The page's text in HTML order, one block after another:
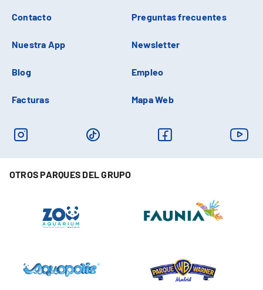
Contacto Preguntas frecuentes
Nuestra App Newsletter
Blog Empleo
Facturas Mapa Web
OTROS PARQUES DEL GRUPO